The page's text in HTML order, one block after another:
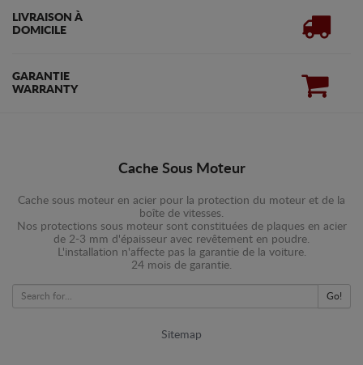
LIVRAISON À
DOMICILE
GARANTIE
WARRANTY
Cache Sous Moteur
Cache sous moteur en acier pour la protection du moteur et de la
boîte de vitesses.
Nos protections sous moteur sont constituées de plaques en acier
de 2-3 mm d'épaisseur avec revêtement en poudre.
L'installation n'affecte pas la garantie de la voiture.
24 mois de garantie.
Go!
Sitemap